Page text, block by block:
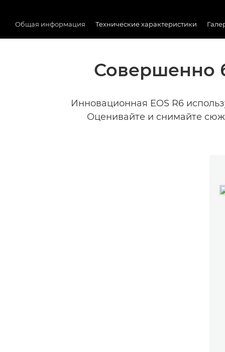
Общая информация Технические характеристики
Совершенно
Инновационная EOS R6
Оценивайте и снимайте